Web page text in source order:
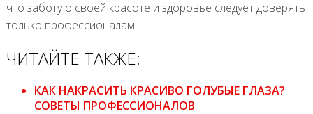
что заботу о своей красоте и здоровье следует доверять
только профессионалам.
ЧИТАЙТЕ ТАКЖЕ:
КАК НАКРАСИТЬ КРАСИВО ГОЛУБЫЕ ГЛАЗА?
СОВЕТЫ ПРОФЕССИОНАЛОВ